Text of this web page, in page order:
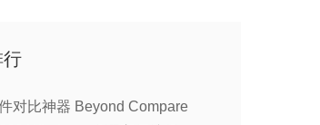
行
对比神器 Beyond Compare